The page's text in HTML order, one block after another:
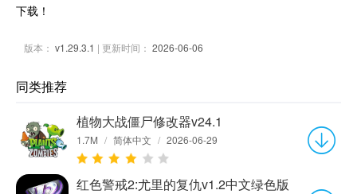
下载！
版本： v1.29.3.1 | 更新时间： 2026-06-06
同类推荐
植物大战僵尸修改器v24.1
1.7M / 简体中文 / 2026-06-29
红色警戒2:尤里的复仇v1.2中文绿色版